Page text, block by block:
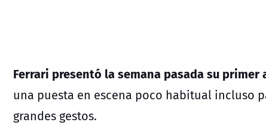
Ferrari presentó la semana pasada su
una puesta en escena poco habitual incluso
grandes gestos.